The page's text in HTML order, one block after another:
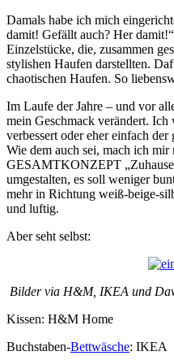
Damals habe ich mich
damit! Gefällt auch? Her
Einzelstücke, die, zusammen
stylishen Haufen darstellten.
chaotischen Haufen. So
Im Laufe der Jahre – und vor
mein Geschmack verändert.
verbessert oder eher einfach
Wie dem auch sei, mach ich mir
GESAMTKONZEPT
umgestalten, es soll weniger
mehr in Richtung weiß-beige-
und luftig.
Aber seht selbst:
Bilder via H&M, IKEA und
Kissen: H&M Home
Buchstaben-Bettwäsche: IKEA